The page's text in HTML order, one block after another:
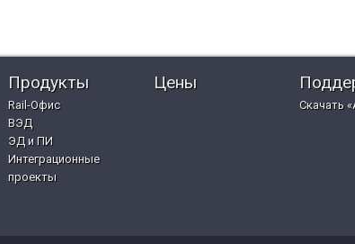
Продукты
Rail-Офис
ВЭД
ЭД и ПИ
Интеграционные
проекты
Цены
Скачать